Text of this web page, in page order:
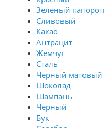
Зеленый
Сливовый
Какао
Антрацит
Жемчуг
Сталь
Черный матовый
Шоколад
Шампань
Черный
Бук